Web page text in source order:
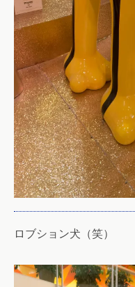
ロブション犬（笑）